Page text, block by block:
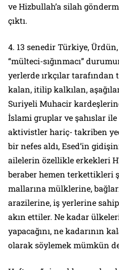
ve Hizbullah’a silah
çıktı.
4. 13 senedir Türkiye,
“mülteci-sığınmacı”
yerlerde ırkçılar tarafından
kalan, itilip kalkılan,
Suriyeli Muhacir
İslami gruplar ve şahıslar
aktivistler hariç- takriben
bir nefes aldı, Esed’in
ailelerin özellikle erkekleri
beraber hemen terkettikleri
mallarına mülklerine,
arazilerine, iş yerlerine sahip
akın ettiler. Ne kadar
yapacağını, ne kadarının
olarak söylemek mümkün